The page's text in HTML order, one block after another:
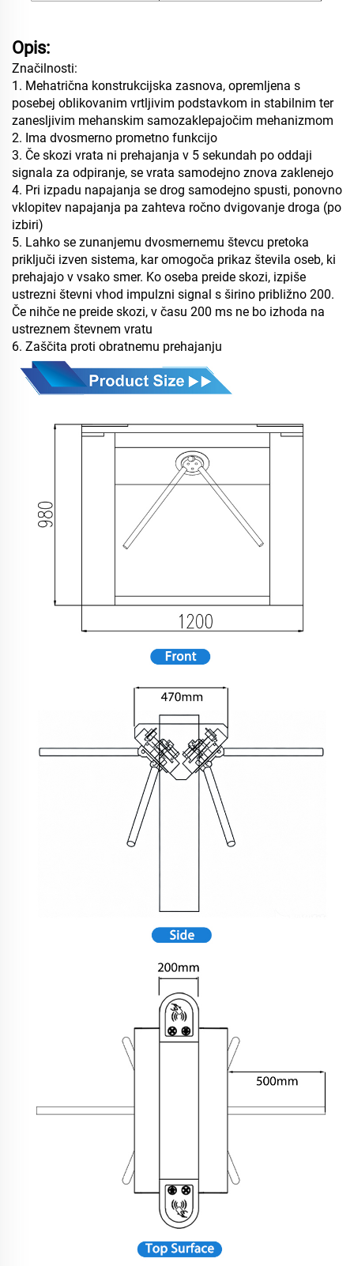
Opis:
Značilnosti:
1. Mehatrična konstrukcijska zasnova, opremljena s
posebej oblikovanim vrtljivim podstavkom in stabilnim ter
zanesljivim mehanskim samozaklepajočim mehanizmom
2. Ima dvosmerno prometno funkcijo
3. Če skozi vrata ni prehajanja v 5 sekundah po oddaji
signala za odpiranje, se vrata samodejno znova zaklenejo
4. Pri izpadu napajanja se drog samodejno spusti, ponovno
vklopitev napajanja pa zahteva ročno dvigovanje droga (po
izbiri)
5. Lahko se zunanjemu dvosmernemu števcu pretoka
priključi izven sistema, kar omogoča prikaz števila oseb, ki
prehajajo v vsako smer. Ko oseba preide skozi, izpiše
ustrezni števni vhod impulzni signal s širino približno 200.
Če nihče ne preide skozi, v času 200 ms ne bo izhoda na
ustreznem števnem vratu
6. Zaščita proti obratnemu prehajanju